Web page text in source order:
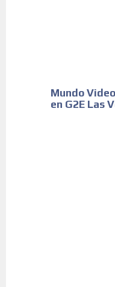
Mundo
en G2E Las